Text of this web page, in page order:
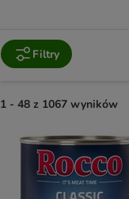
Filtry
1 - 48 z 1067 wyników